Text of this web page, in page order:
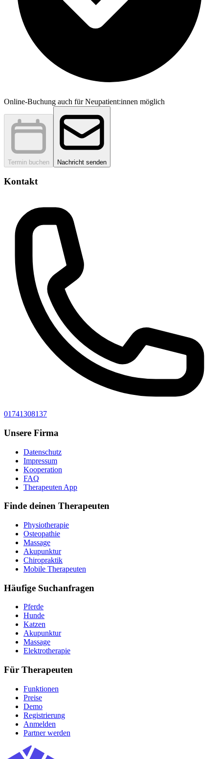
Online-Buchung auch für Neupatient:innen möglich
Termin buchen Nachricht senden
Kontakt
01741308137
Unsere Firma
Datenschutz
Impressum
Kooperation
FAQ
Therapeuten App
Finde deinen Therapeuten
Physiotherapie
Osteopathie
Massage
Akupunktur
Chiropraktik
Mobile Therapeuten
Häufige Suchanfragen
Pferde
Hunde
Katzen
Akupunktur
Massage
Elektrotherapie
Für Therapeuten
Funktionen
Preise
Demo
Registrierung
Anmelden
Partner werden